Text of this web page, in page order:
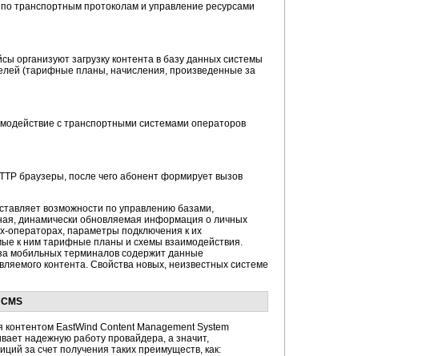
транспортным протоколам и управление ресурсами
организуют загрузку контента в базу данных системы
(тарифные планы, начисления, произведенные за
с транспортными системами операторов
браузеры, после чего абонент формирует вызов
возможности по управлению базами,
динамически обновляемая информация о личных
операторах, параметры подключения к их
к ним тарифные планы и схемы взаимодействия.
мобильных терминалов содержит данные
контента. Свойства новых, неизвестных системе
контентом EastWind Content Management System
надежную работу провайдера, а значит,
за счет получения таких преимуществ, как: